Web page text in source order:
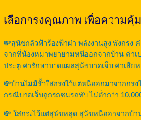
เลือกกรงคุณภาพ เพื่อความคุ้
💸สุนัขกลัวฟ้าร้องฟ้าผ่า พลังงานสูง พังกรง
จากที่น้องหมาพยายามหนีออกจากบ้าน ค่าเ
ประตู ค่ารักษาบาดแผลสุนัขบาดเจ็บ ค่าเสีย
💸บ้านไม่มีรั้วใส่กรงไว้แต่หนีออกมาจากกร
กรณีบาดเจ็บถูกรถชนรถทับ ไม่ต่ำกว่า
💸 ใส่กรงไว้แต่สุนัขหลุด สุนัขหนีออกจากบ้